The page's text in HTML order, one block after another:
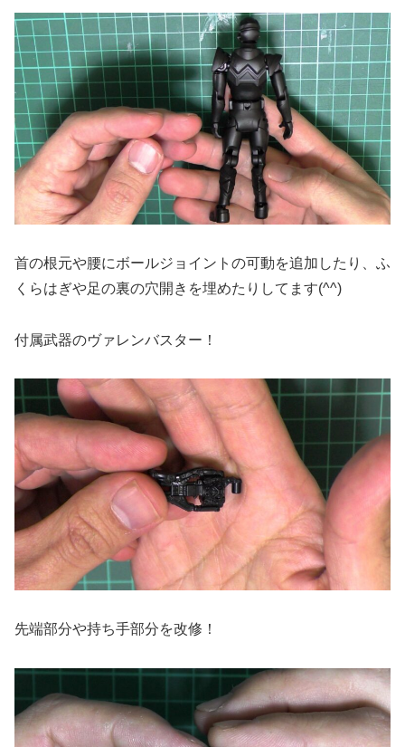
首の根元や腰にボールジョイントの可動を追加したり、ふ
くらはぎや足の裏の穴開きを埋めたりしてます(^^)
付属武器のヴァレンバスター！
先端部分や持ち手部分を改修！